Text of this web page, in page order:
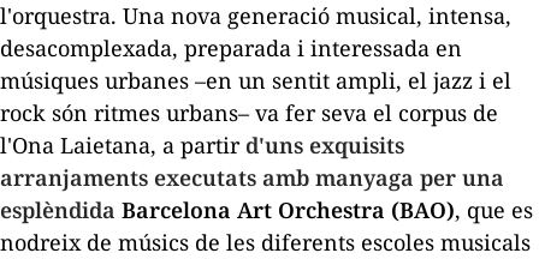
l'orquestra. Una nova generació musical, intensa,
desacomplexada, preparada i interessada en
músiques urbanes –en un sentit ampli, el jazz i el
rock són ritmes urbans– va fer seva el corpus de
l'Ona Laietana, a partir d'uns exquisits
arranjaments executats amb manyaga per una
esplèndida Barcelona Art Orchestra (BAO), que es
nodreix de músics de les diferents escoles musicals